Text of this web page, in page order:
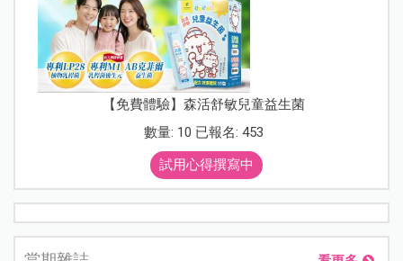
【免費體驗】森活舒敏兒童益生菌
數量: 10 已報名: 453
試用心得撰寫中